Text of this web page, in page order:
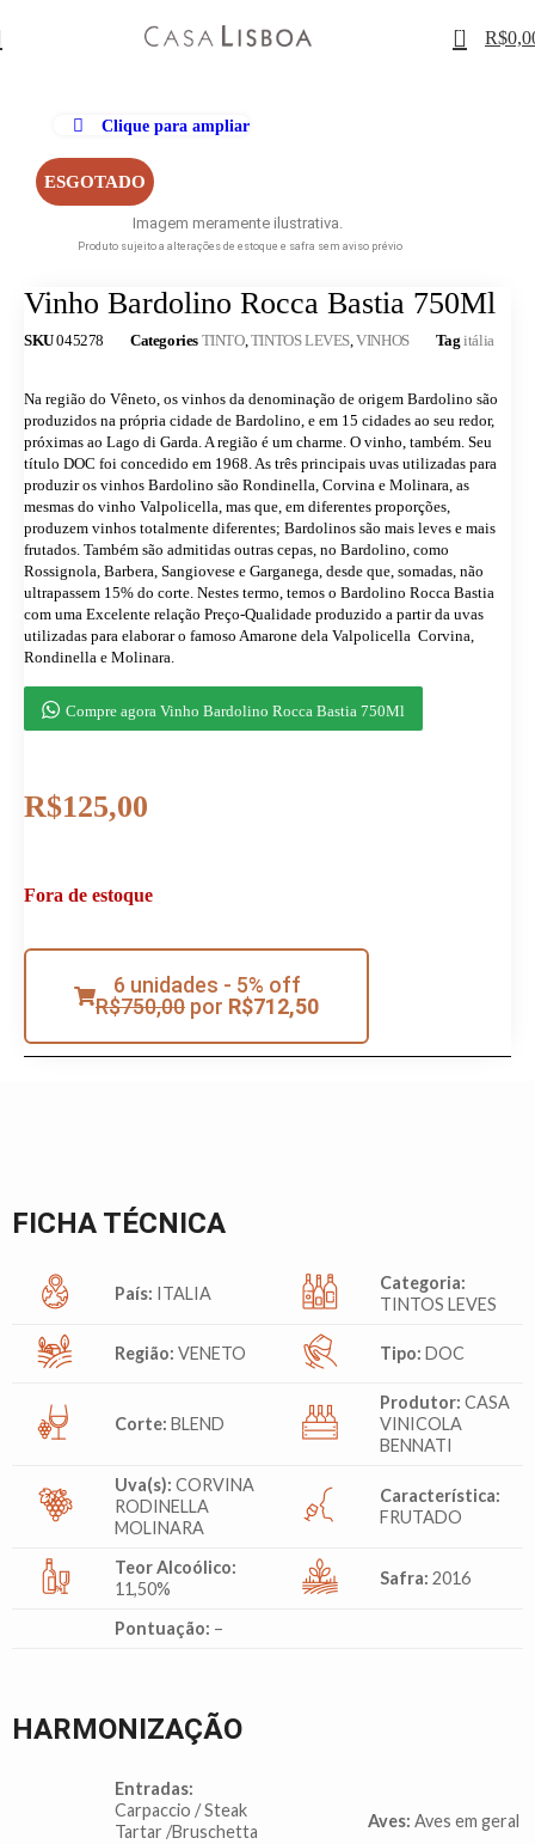
0 R$
ESGOTADO
Clique para ampliar
Imagem meramente ilustrativa.
Produto sujeito a alterações de estoque e safra sem aviso prévio
Vinho Bardolino Rocca Bastia 750Ml
SKU045278 Categories TINTO,TINTOS LEVES,VINHOS Tag itália
Na região do Vêneto, os vinhos da denominação de origem Bardolino são
produzidos na própria cidade de Bardolino, e em 15 cidades ao seu redor,
próximas ao Lago di Garda. A região é um charme. O vinho, também. Seu
título DOC foi concedido em 1968. As três principais uvas utilizadas para
produzir os vinhos Bardolino são Rondinella, Corvina e Molinara, as
mesmas do vinho Valpolicella, mas que, em diferentes proporções,
produzem vinhos totalmente diferentes; Bardolinos são mais leves e mais
frutados. Também são admitidas outras cepas, no Bardolino, como
Rossignola, Barbera, Sangiovese e Garganega, desde que, somadas, não
ultrapassem 15% do corte. Nestes termo, temos o Bardolino Rocca Bastia
com uma Excelente relação Preço-Qualidade produzido a partir da uvas
utilizadas para elaborar o famoso Amarone dela Valpolicella  Corvina,
Rondinella e Molinara.
Compre agora Vinho Bardolino Rocca Bastia 750Ml
R$125,00
Fora de estoque
6 unidades - 5% off
R$750,00 por R$712,50
FICHA TÉCNICA
País: ITALIA
Categoria:
TINTOS LEVES
Região: VENETO Tipo: DOC
Corte: BLEND
Produtor: CASA
VINICOLA
BENNATI
Uva(s): CORVINA
RODINELLA
MOLINARA
Característica:
FRUTADO
Teor Alcoólico:
11,50%
Safra: 2016
Pontuação: –
HARMONIZAÇÃO
Entradas:
Carpaccio / Steak
Tartar /Bruschetta
Aves: Aves em geral